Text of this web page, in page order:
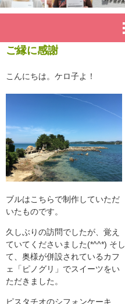
ご縁に感謝
こんにちは。ケロ子よ！
ブルはこちらで制作していただ
いたものです。
久しぶりの訪問でしたが、覚え
ていてくださいました(*^^*) そし
て、奥様が併設されているカフ
ェ「ピノグリ」でスイーツをい
ただきました。
ピスタチオのシフォンケーキ